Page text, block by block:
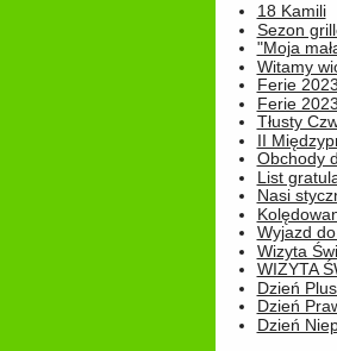
18 Kamili
Sezon
"Moja
Witamy
Ferie
Ferie
Tłusty
II
Obchody
List
Nasi
Wyjazd
Wizyta
WIZYTA
Dzień
Dzień
Dzień